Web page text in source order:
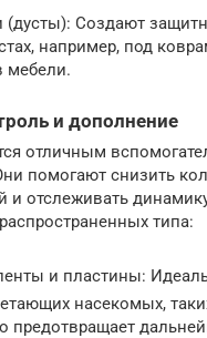
Создают
например, под
мебели.
и дополнение
отличным
помогают снизить
и отслеживать
типа:
и пластины:
насекомых,
предотвращает